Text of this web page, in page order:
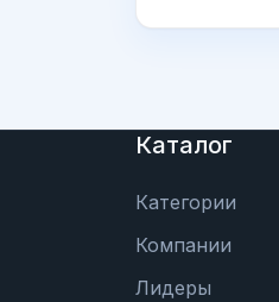
Каталог
Категории
Компании
Лидеры